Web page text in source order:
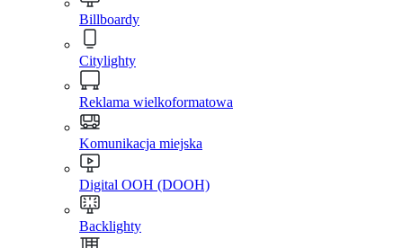
Billboardy
Citylighty
Reklama wielkoformatowa
Komunikacja miejska
Digital OOH (DOOH)
Backlighty